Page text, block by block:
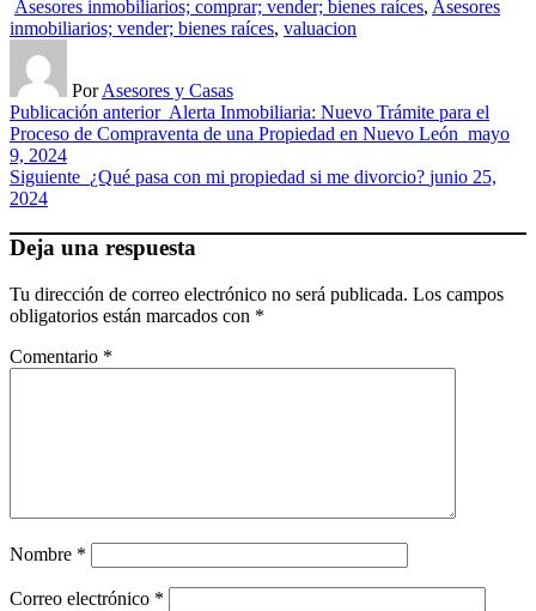
Asesores inmobiliarios; comprar; vender; bienes raíces, Asesores
inmobiliarios; vender; bienes raíces, valuacion
Por Asesores y Casas
Publicación anterior Alerta Inmobiliaria: Nuevo Trámite para el
Proceso de Compraventa de una Propiedad en Nuevo León mayo
9, 2024
Siguiente ¿Qué pasa con mi propiedad si me divorcio? junio 25,
2024
Deja una respuesta
Tu dirección de correo electrónico no será publicada. Los campos
obligatorios están marcados con *
Comentario *
Nombre *
Correo electrónico *